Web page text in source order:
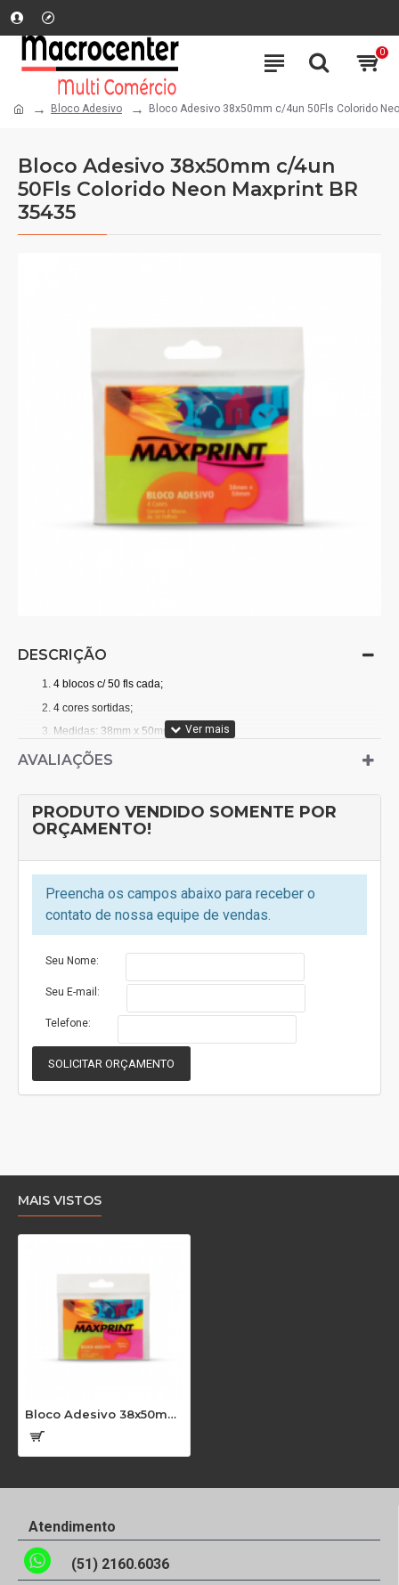
0
Bloco Adesivo Bloco Adesivo 38x50mm c/4un 50Fls Colorido
Bloco Adesivo 38x50mm c/4un
50Fls Colorido Neon Maxprint BR
35435
DESCRIÇÃO
4 blocos c/ 50 fls cada;
4 cores sortidas;
Medidas: 38mm x 50mm;
Embalagem plástica c/ gancheira
212
82
Profundidade (mm)
110
SAQUINHO C/ 4 UNIDADES
AVALIAÇÕES
PRODUTO VENDIDO SOMENTE POR
ORÇAMENTO!
Preencha os campos abaixo para receber o
contato de nossa equipe de vendas.
Seu Nome:
Seu E-mail:
Telefone:
SOLICITAR ORÇAMENTO
MAIS VISTOS
Bloco Adesivo 38x50mm c/4un 50Fls Colorido Neon Maxprint BR 35435
Atendimento
(51) 2160.6036